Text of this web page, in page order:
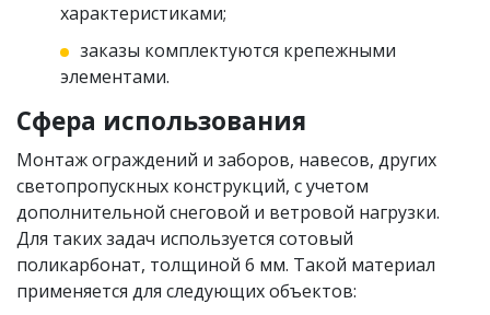
характеристиками;
заказы комплектуются крепежными
элементами.
Сфера использования
Монтаж ограждений и заборов, навесов, других
светопропускных конструкций, с учетом
дополнительной снеговой и ветровой нагрузки.
Для таких задач используется сотовый
поликарбонат, толщиной 6 мм. Такой материал
применяется для следующих объектов: